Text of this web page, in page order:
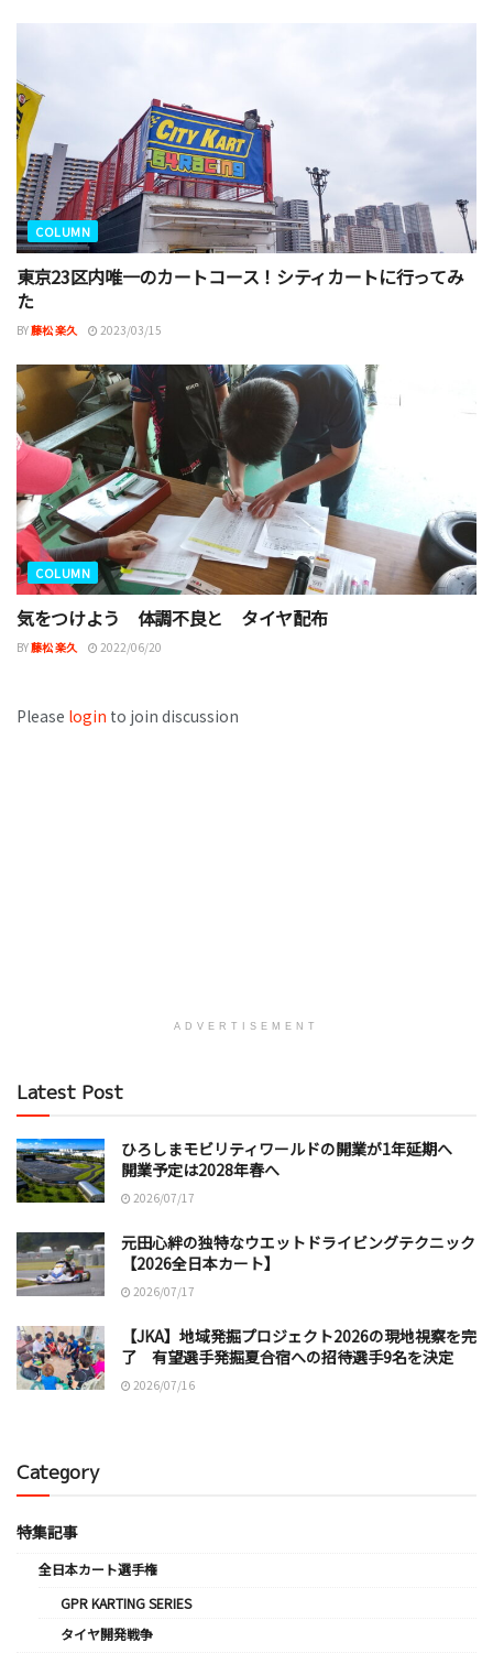
COLUMN
東京23区内唯一のカートコース！シティカートに行ってみ
た
BY藤松 楽久 2023/03/15
COLUMN
気をつけよう 体調不良と タイヤ配布
BY藤松 楽久 2022/06/20
Please login to join discussion
ADVERTISEMENT
Latest Post
ひろしまモビリティワールドの開業が1年延期へ
開業予定は2028年春へ
2026/07/17
元田心絆の独特なウエットドライビングテクニック
【2026全日本カート】
2026/07/17
【JKA】地域発掘プロジェクト2026の現地視察を完
了 有望選手発掘夏合宿への招待選手9名を決定
2026/07/16
Category
特集記事
全日本カート選手権
GPR KARTING SERIES
タイヤ開発戦争